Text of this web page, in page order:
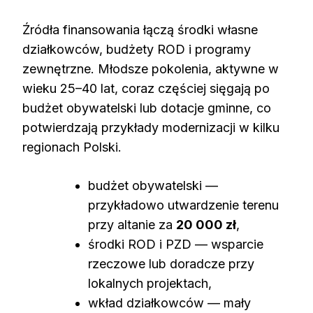
Źródła finansowania łączą środki własne
działkowców, budżety ROD i programy
zewnętrzne. Młodsze pokolenia, aktywne w
wieku 25–40 lat, coraz częściej sięgają po
budżet obywatelski lub dotacje gminne, co
potwierdzają przykłady modernizacji w kilku
regionach Polski.
budżet obywatelski —
przykładowo utwardzenie terenu
przy altanie za 20 000 zł,
środki ROD i PZD — wsparcie
rzeczowe lub doradcze przy
lokalnych projektach,
wkład działkowców — mały